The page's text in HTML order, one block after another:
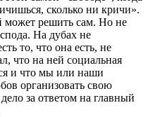
сколько ни кричи».
решить сам. Но не
На дубах не
то, что она есть, не
что на ней социальная
и что мы или наши
организовать свою
за ответом на главный